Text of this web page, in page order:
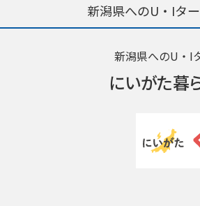
新潟県へのU・Iタ
新潟県へのU・I
にいがた暮